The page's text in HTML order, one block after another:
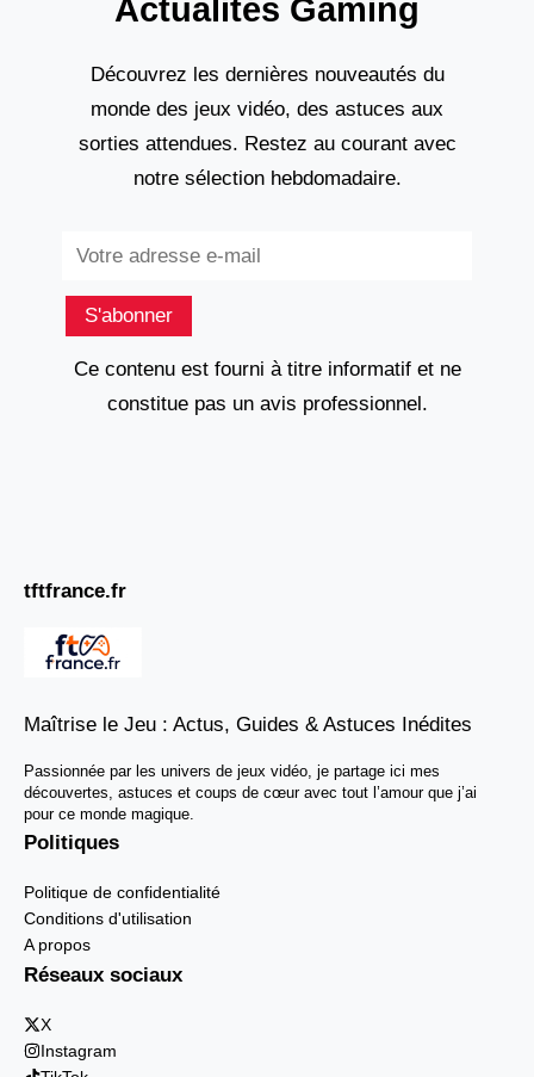
Actualités Gaming
Découvrez les dernières nouveautés du
monde des jeux vidéo, des astuces aux
sorties attendues. Restez au courant avec
notre sélection hebdomadaire.
S'abonner
Ce contenu est fourni à titre informatif et ne
constitue pas un avis professionnel.
tftfrance.fr
Maîtrise le Jeu : Actus, Guides & Astuces Inédites
Passionnée par les univers de jeux vidéo, je partage ici mes
découvertes, astuces et coups de cœur avec tout l’amour que j’ai
pour ce monde magique.
Politiques
Politique de confidentialité
Conditions d'utilisation
A propos
Réseaux sociaux
X
Instagram